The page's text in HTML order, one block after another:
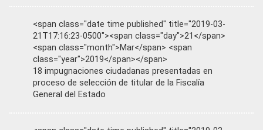
<span class="date time published" title="2019-03-
21T17:16:23-0500"><span class="day">21</span>
<span class="month">Mar</span> <span
class="year">2019</span></span>
18 impugnaciones ciudadanas presentadas en
proceso de selección de titular de la Fiscalía
General del Estado